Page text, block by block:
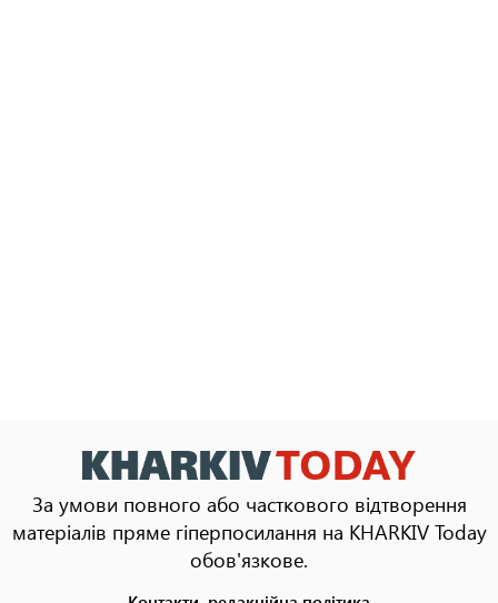
За умови повного або часткового відтворення
матеріалів пряме гіперпосилання на KHARKIV Today
обов'язкове.